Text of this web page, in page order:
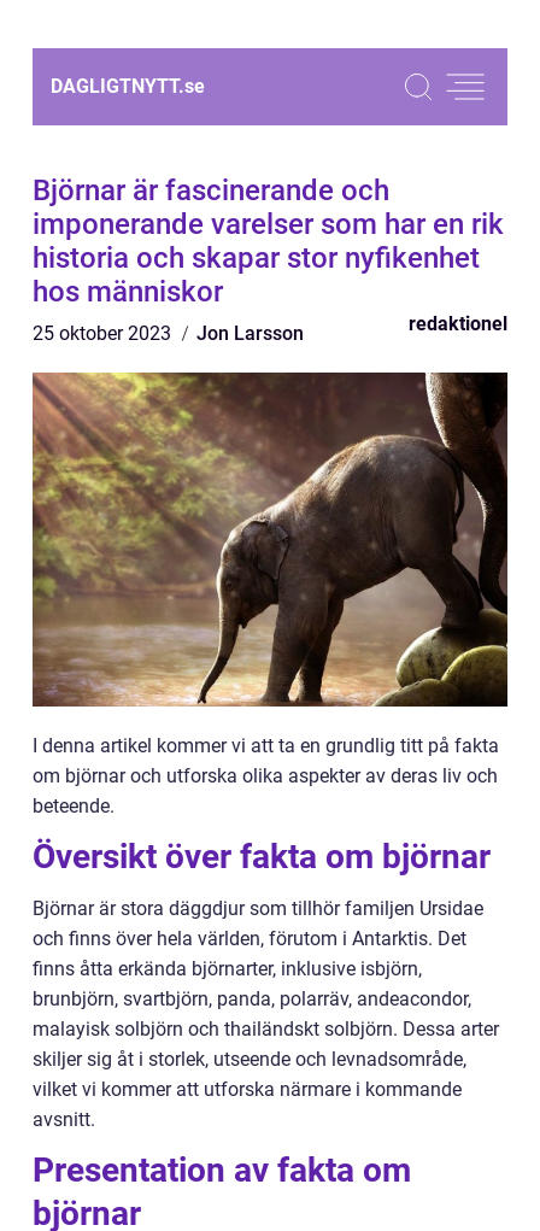
DAGLIGTNYTT.se
Björnar är fascinerande och
imponerande varelser som har en rik
historia och skapar stor nyfikenhet
hos människor
25 oktober 2023 Jon Larsson redaktionel
I denna artikel kommer vi att ta en grundlig titt på fakta
om björnar och utforska olika aspekter av deras liv och
beteende.
Översikt över fakta om björnar
Björnar är stora däggdjur som tillhör familjen Ursidae
och finns över hela världen, förutom i Antarktis. Det
finns åtta erkända björnarter, inklusive isbjörn,
brunbjörn, svartbjörn, panda, polarräv, andeacondor,
malayisk solbjörn och thailändskt solbjörn. Dessa arter
skiljer sig åt i storlek, utseende och levnadsområde,
vilket vi kommer att utforska närmare i kommande
avsnitt.
Presentation av fakta om
björnar